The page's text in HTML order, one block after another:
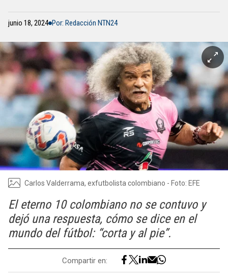
junio 18, 2024 Por: Redacción NTN24
Carlos Valderrama, exfutbolista colombiano - Foto: EFE
El eterno 10 colombiano no se contuvo y
dejó una respuesta, cómo se dice en el
mundo del fútbol: “corta y al pie”.
Compartir en: